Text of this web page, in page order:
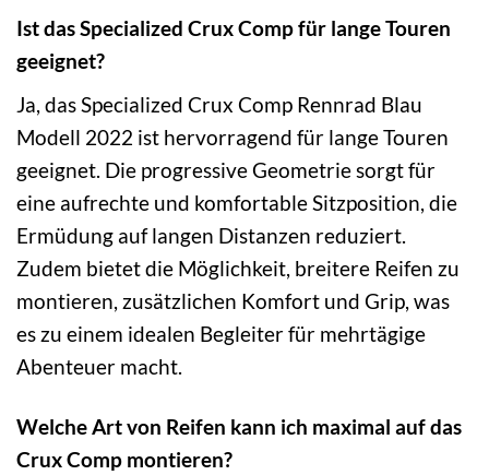
Ist das Specialized Crux Comp für lange Touren
geeignet?
Ja, das Specialized Crux Comp Rennrad Blau
Modell 2022 ist hervorragend für lange Touren
geeignet. Die progressive Geometrie sorgt für
eine aufrechte und komfortable Sitzposition, die
Ermüdung auf langen Distanzen reduziert.
Zudem bietet die Möglichkeit, breitere Reifen zu
montieren, zusätzlichen Komfort und Grip, was
es zu einem idealen Begleiter für mehrtägige
Abenteuer macht.
Welche Art von Reifen kann ich maximal auf das
Crux Comp montieren?